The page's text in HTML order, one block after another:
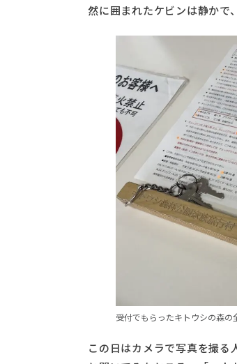
然に囲まれたケビンは静かで
受付でもらったキトウシの森
この日はカメラで写真を撮る